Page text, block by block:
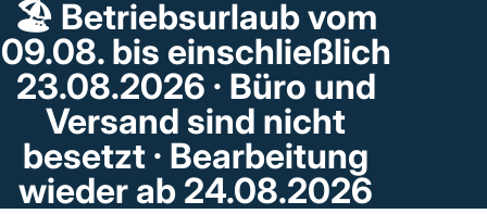
🏖️ Betriebsurlaub vom
09.08. bis einschließlich
23.08.2026 · Büro und
Versand sind nicht
besetzt · Bearbeitung
wieder ab 24.08.2026